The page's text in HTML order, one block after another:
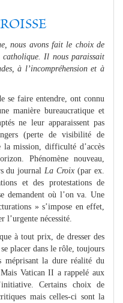
nous avons fait le choix de
catholique. Il nous paraissait
à l’incompréhension et à
se faire entendre, ont connu
manière bureaucratique et
ne leur apparaissent pas
(perte de visibilité de
la mission, difficulté d’accès
Phénomène nouveau,
du journal La Croix(par ex.
et des protestations de
demandent où l’on va. Une
» s’impose en effet,
l’urgente nécessité.
à tout prix, de dresser des
placer dans le rôle, toujours
méprisant la dure réalité du
Vatican II a rappelé aux
Certains choix de
mais celles-ci sont la